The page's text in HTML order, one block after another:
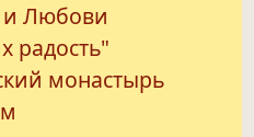
Любови
радость"
монастырь